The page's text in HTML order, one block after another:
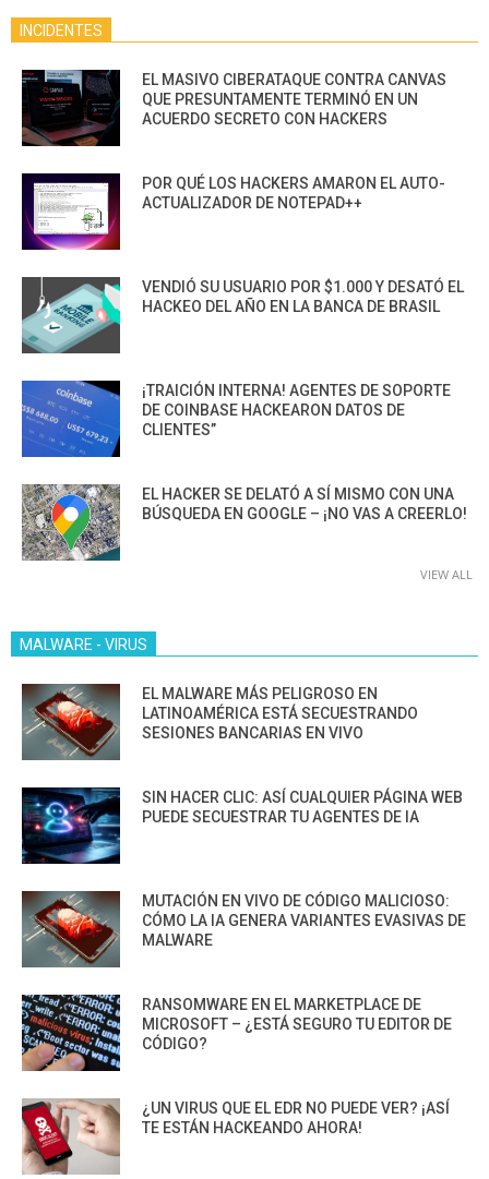
INCIDENTES
EL MASIVO CIBERATAQUE CONTRA CANVAS
QUE PRESUNTAMENTE TERMINÓ EN UN
ACUERDO SECRETO CON HACKERS
POR QUÉ LOS HACKERS AMARON EL AUTO-
ACTUALIZADOR DE NOTEPAD++
VENDIÓ SU USUARIO POR $1.000 Y DESATÓ EL
HACKEO DEL AÑO EN LA BANCA DE BRASIL
¡TRAICIÓN INTERNA! AGENTES DE SOPORTE
DE COINBASE HACKEARON DATOS DE
CLIENTES”
EL HACKER SE DELATÓ A SÍ MISMO CON UNA
BÚSQUEDA EN GOOGLE – ¡NO VAS A CREERLO!
VIEW ALL
MALWARE - VIRUS
EL MALWARE MÁS PELIGROSO EN
LATINOAMÉRICA ESTÁ SECUESTRANDO
SESIONES BANCARIAS EN VIVO
SIN HACER CLIC: ASÍ CUALQUIER PÁGINA WEB
PUEDE SECUESTRAR TU AGENTES DE IA
MUTACIÓN EN VIVO DE CÓDIGO MALICIOSO:
CÓMO LA IA GENERA VARIANTES EVASIVAS DE
MALWARE
RANSOMWARE EN EL MARKETPLACE DE
MICROSOFT – ¿ESTÁ SEGURO TU EDITOR DE
CÓDIGO?
¿UN VIRUS QUE EL EDR NO PUEDE VER? ¡ASÍ
TE ESTÁN HACKEANDO AHORA!